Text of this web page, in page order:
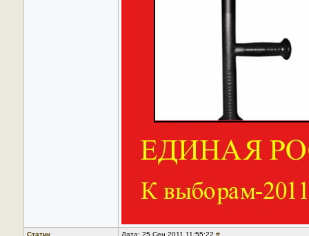
Статик Дата: 25 Сен 2011 11:55:22 #